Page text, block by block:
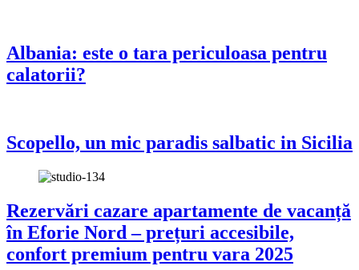
Albania: este o tara periculoasa pentru
calatorii?
Scopello, un mic paradis salbatic in Sicilia
Rezervări cazare apartamente de vacanță
în Eforie Nord – prețuri accesibile,
confort premium pentru vara 2025